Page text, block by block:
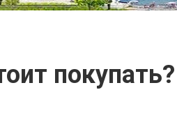
покупать?